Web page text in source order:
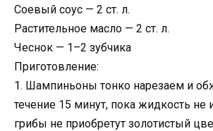
Соевый соус — 2 ст. л.
Растительное масло — 2 ст. л.
Чеснок — 1–2 зубчика
Приготовление:
1. Шампиньоны тонко нарезаем и
течение 15 минут, пока жидкость не
грибы не приобретут золотистый